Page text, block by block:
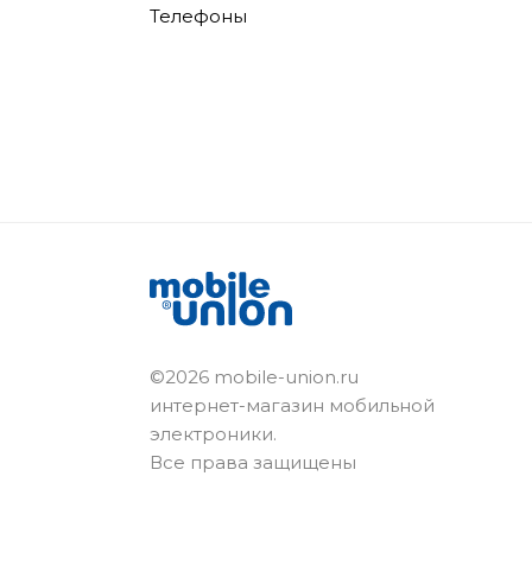
Телефоны
©2026 mobile-union.ru
интернет-магазин мобильной
электроники.
Все права защищены